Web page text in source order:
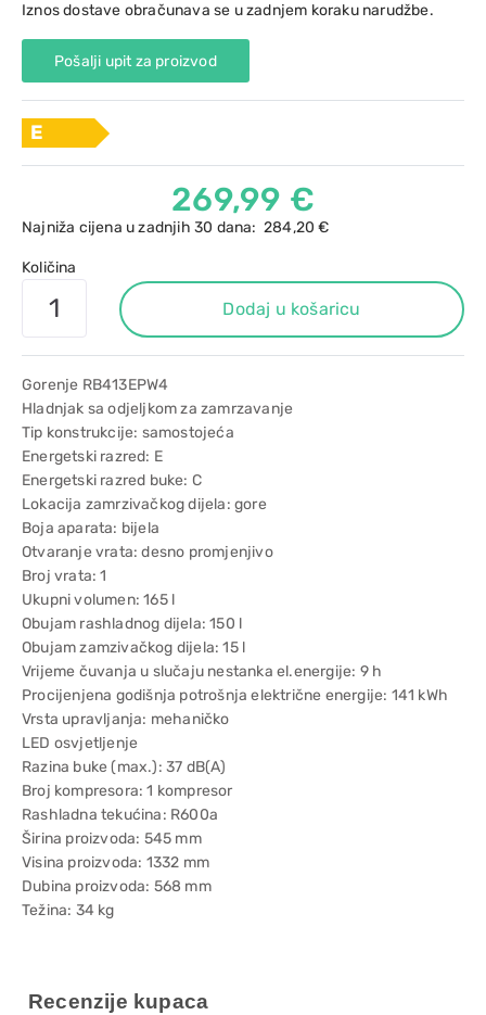
Iznos dostave obračunava se u zadnjem koraku narudžbe.
Pošalji upit za proizvod
E
269,99 €
Najniža cijena u zadnjih 30 dana: 284,20 €
Količina
Dodaj u košaricu
Gorenje RB413EPW4
Hladnjak sa odjeljkom za zamrzavanje
Tip konstrukcije: samostojeća
Energetski razred: E
Energetski razred buke: C
Lokacija zamrzivačkog dijela: gore
Boja aparata: bijela
Otvaranje vrata: desno promjenjivo
Broj vrata: 1
Ukupni volumen: 165 l
Obujam rashladnog dijela: 150 l
Obujam zamzivačkog dijela: 15 l
Vrijeme čuvanja u slučaju nestanka el.energije: 9 h
Procijenjena godišnja potrošnja električne energije: 141 kWh
Vrsta upravljanja: mehaničko
LED osvjetljenje
Razina buke (max.): 37 dB(A)
Broj kompresora: 1 kompresor
Rashladna tekućina: R600a
Širina proizvoda: 545 mm
Visina proizvoda: 1332 mm
Dubina proizvoda: 568 mm
Težina: 34 kg
Recenzije kupaca